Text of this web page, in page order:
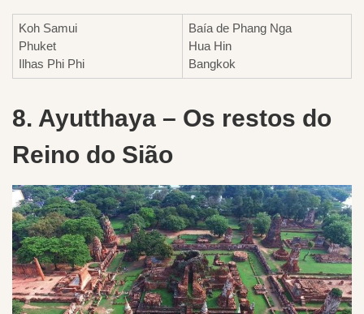
Koh Samui
Phuket
Ilhas Phi Phi
Baía de Phang Nga
Hua Hin
Bangkok
8. Ayutthaya – Os restos do
Reino do Sião